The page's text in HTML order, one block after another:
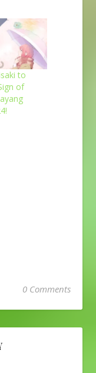
to
of
0 Comments